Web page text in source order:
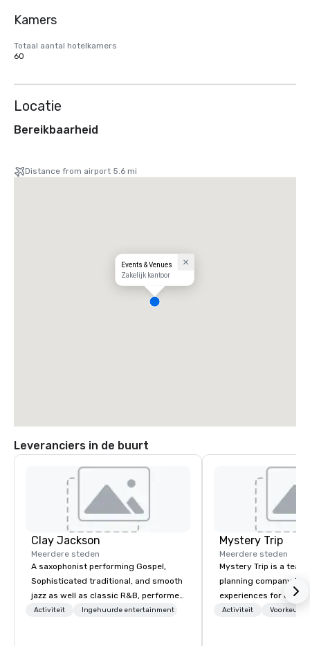
Kamers
Totaal aantal hotelkamers
60
Locatie
Bereikbaarheid
Distance from airport 5.6 mi
Events & Venues
Zakelijk kantoor
Leveranciers in de buurt
Clay Jackson
Meerdere steden
A saxophonist performing Gospel,
Sophisticated traditional, and smooth
jazz as well as classic R&B, performed
instrumentally on the tenor, alto, and
Activiteit Ingehuurde entertainment
Mystery Trip
Meerdere steden
Mystery Trip is a
planning company
experiences for our
"mystery" is that
Activiteit